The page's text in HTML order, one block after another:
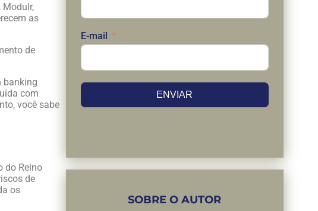
Modulr,
as
de
banking
com
você sabe
do Reino
de
os
E-mail
ENVIAR
SOBRE O AUTOR